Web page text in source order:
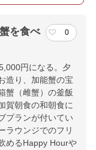
を食べ
0
円になる。夕
造り、加能蟹の宝
蟹（雌蟹）の釜飯
賀朝食の和朝食に
プランが付いてい
ラウンジでのフリ
めるHappy Hourや